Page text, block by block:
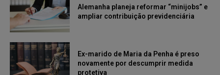
Alemanha planeja reformar “minijobs” e
ampliar contribuição previdenciária
Ex-marido de Maria da Penha é preso
novamente por descumprir medida
protetiva